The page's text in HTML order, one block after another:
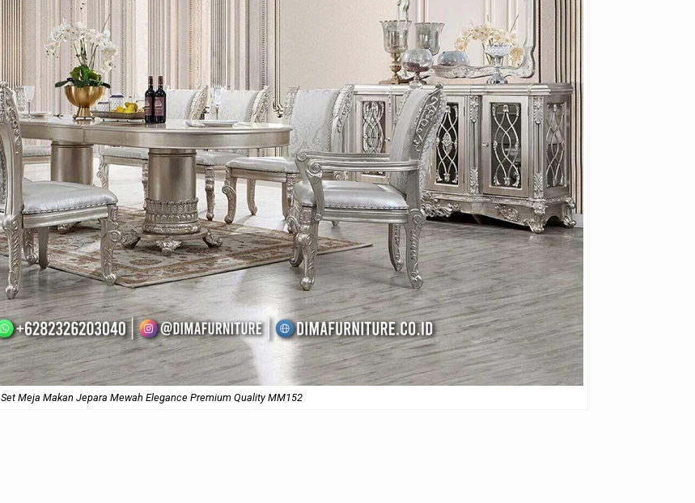
Set Meja Makan Jepara Mewah Elegance Premium Quality MM152